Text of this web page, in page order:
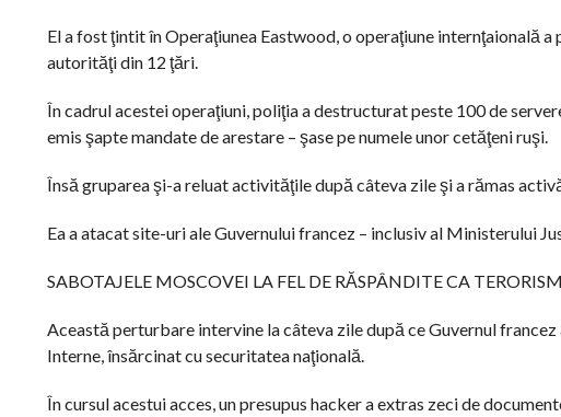
El a fost ţintit în Operaţiunea Eastwood, o operaţiune internţaională
autorităţi din 12 ţări.
În cadrul acestei operaţiuni, poliţia a destructurat peste 100 de
emis şapte mandate de arestare – şase pe numele unor cetăţeni ruşi.
Însă gruparea şi-a reluat activităţile după câteva zile şi a rămas
Ea a atacat site-uri ale Guvernului francez – inclusiv al Ministerului
SABOTAJELE MOSCOVEI LA FEL DE RĂSPÂNDITE CA
Această perturbare intervine la câteva zile după ce Guvernul
Interne, însărcinat cu securitatea naţională.
În cursul acestui acces, un presupus hacker a extras zeci de